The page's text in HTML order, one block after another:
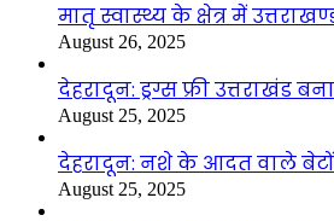
मातृ स्वास्थ्य के क्षेत्र में
August 26, 2025
देहरादून: ड्रग्स फ्री
August 25, 2025
देहरादून: नशे के आदत वाले
August 25, 2025